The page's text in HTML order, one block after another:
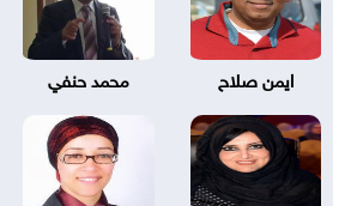
ايمن صلاح محمد حنفي